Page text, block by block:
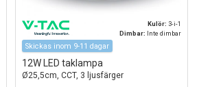
Kulör: 3-i-1
Dimbar: Inte dimbar
Skickas inom 9-11 dagar
12W LED taklampa
Ø25,5cm, CCT, 3 ljusfärger